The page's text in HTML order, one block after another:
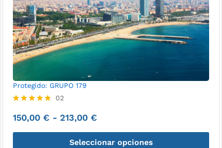
Protegido: GRUPO 179
con
de 5
02
150,00 € - 213,00 €
Seleccionar opciones